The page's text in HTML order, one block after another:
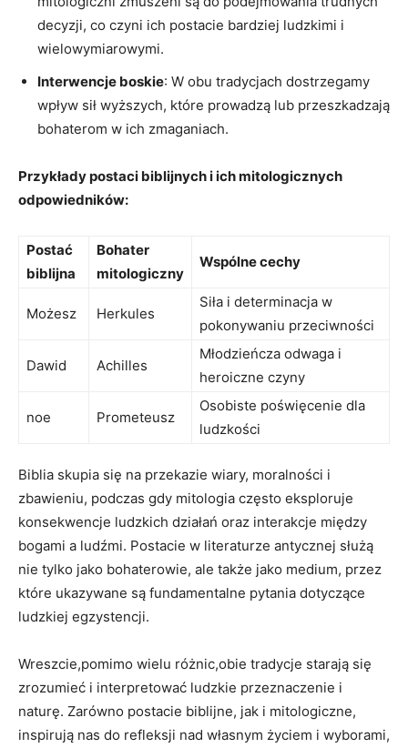
decyzji, co czyni ich postacie bardziej ludzkimi i
wielowymiarowymi.
Interwencje boskie: W obu tradycjach dostrzegamy
wpływ sił wyższych, które prowadzą lub przeszkadzają
bohaterom w ich zmaganiach.
Przykłady postaci biblijnych i ich mitologicznych
odpowiedników:
Postać
biblijna
Bohater
mitologiczny
Wspólne cechy
Możesz Herkules
Siła i determinacja w
pokonywaniu przeciwności
Dawid Achilles
Młodzieńcza odwaga i
heroiczne czyny
noe Prometeusz
Osobiste poświęcenie dla
ludzkości
Biblia skupia się na przekazie wiary, moralności i
zbawieniu, podczas gdy mitologia często eksploruje
konsekwencje ludzkich działań oraz interakcje między
bogami a ludźmi. Postacie w literaturze antycznej służą
nie tylko jako bohaterowie, ale także jako medium, przez
które ukazywane są fundamentalne pytania dotyczące
ludzkiej egzystencji.
Wreszcie,pomimo wielu różnic,obie tradycje starają się
zrozumieć i interpretować ludzkie przeznaczenie i
naturę. Zarówno postacie biblijne, jak i mitologiczne,
inspirują nas do refleksji nad własnym życiem i wyborami,